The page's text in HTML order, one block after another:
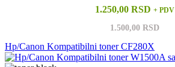
1.250,00 RSD + PDV
1.500,00 RSD
Hp/Canon Kompatibilni toner CF280X